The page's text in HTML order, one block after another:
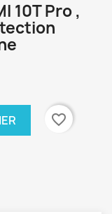
10T Pro ,
favorite_border